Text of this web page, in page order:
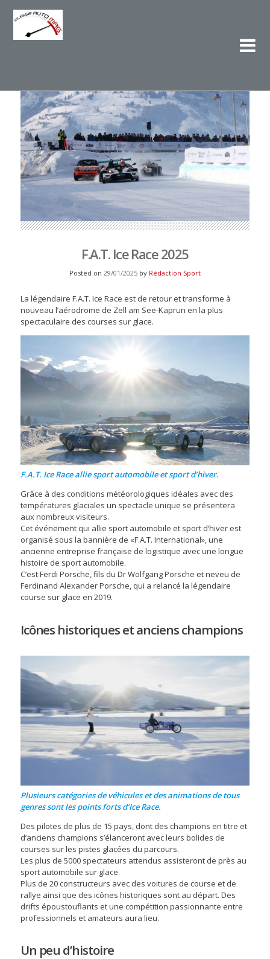
F.A.T. Ice Race 2025
Posted on 29/01/2025 by Rédaction Sport
La légendaire F.A.T. Ice Race est de retour et transforme à
nouveau l’aérodrome de Zell am See-Kaprun en la plus
spectaculaire des courses sur glace.
F.A.T. Ice Race allie sport automobile et sport d’hiver.
Grâce à des conditions météorologiques idéales avec des
températures glaciales un spectacle unique se présentera
aux nombreux visiteurs.
Cet événement qui allie sport automobile et sport d’hiver est
organisé sous la bannière de «F.A.T. International», une
ancienne entreprise française de logistique avec une longue
histoire de sport automobile.
C’est Ferdi Porsche, fils du Dr Wolfgang Porsche et neveu de
Ferdinand Alexander Porsche, qui a relancé la légendaire
course sur glace en 2019.
Icônes historiques et anciens champions
Plusieurs catégories de véhicules et des animations de tous
genres sont les points forts d’Ice Race.
Des pilotes de plus de 15 pays, dont des champions en titre et
d’anciens champions s’élanceront avec leurs bolides de
courses sur les pistes glacées du parcours.
Les plus de 5000 spectateurs attendus assisteront de près au
sport automobile sur glace.
Plus de 20 constructeurs avec des voitures de course et de
rallye ainsi que des icônes historiques sont au départ. Des
drifts époustouflants et une compétition passionnante entre
professionnels et amateurs aura lieu.
Un peu d’histoire